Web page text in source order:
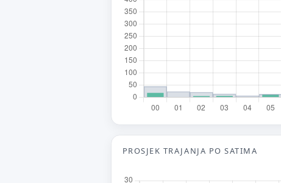
PROSJEK TRAJANJA PO SATIMA
Ne